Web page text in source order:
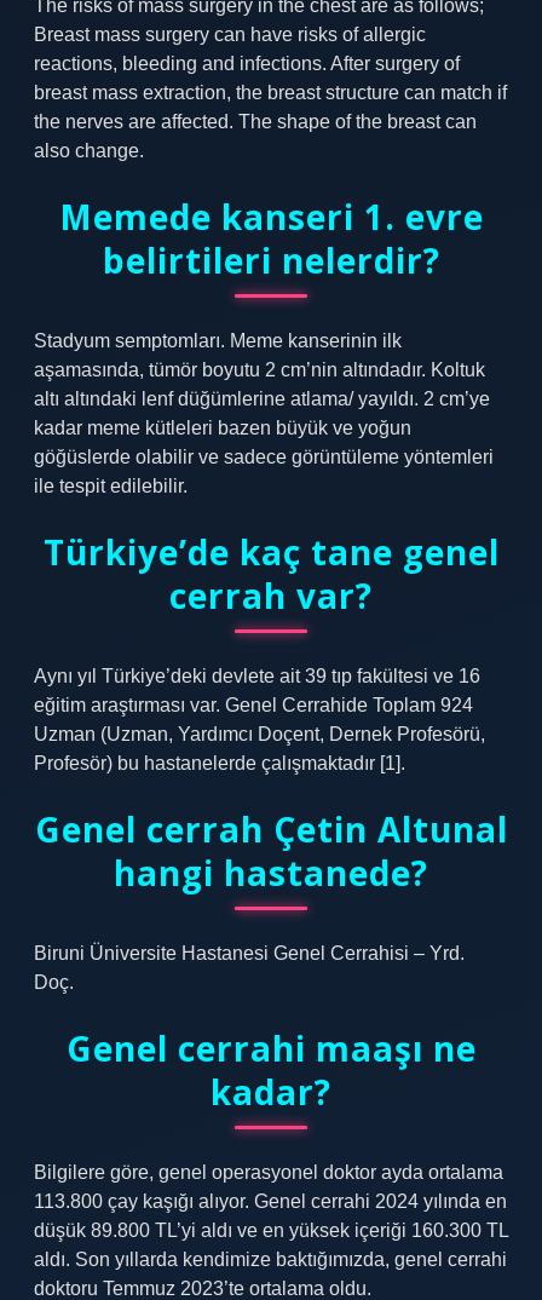
The risks of mass surgery in the chest are as follows;
Breast mass surgery can have risks of allergic
reactions, bleeding and infections. After surgery of
breast mass extraction, the breast structure can match if
the nerves are affected. The shape of the breast can
also change.
Memede kanseri 1. evre
belirtileri nelerdir?
Stadyum semptomları. Meme kanserinin ilk
aşamasında, tümör boyutu 2 cm’nin altındadır. Koltuk
altı altındaki lenf düğümlerine atlama/ yayıldı. 2 cm’ye
kadar meme kütleleri bazen büyük ve yoğun
göğüslerde olabilir ve sadece görüntüleme yöntemleri
ile tespit edilebilir.
Türkiye’de kaç tane genel
cerrah var?
Aynı yıl Türkiye’deki devlete ait 39 tıp fakültesi ve 16
eğitim araştırması var. Genel Cerrahide Toplam 924
Uzman (Uzman, Yardımcı Doçent, Dernek Profesörü,
Profesör) bu hastanelerde çalışmaktadır [1].
Genel cerrah Çetin Altunal
hangi hastanede?
Biruni Üniversite Hastanesi Genel Cerrahisi – Yrd.
Doç.
Genel cerrahi maaşı ne
kadar?
Bilgilere göre, genel operasyonel doktor ayda ortalama
113.800 çay kaşığı alıyor. Genel cerrahi 2024 yılında en
düşük 89.800 TL’yi aldı ve en yüksek içeriği 160.300 TL
aldı. Son yıllarda kendimize baktığımızda, genel cerrahi
doktoru Temmuz 2023’te ortalama oldu.